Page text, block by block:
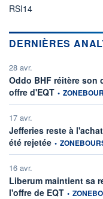
RSI14
DERNIÈRES
28 avr.
Oddo BHF réitère son
offre d'EQTinformation
•
17 avr.
Jefferies reste à
été rejetée information
•
16 avr.
Liberum maintient sa
l'offre de EQTinformation
•